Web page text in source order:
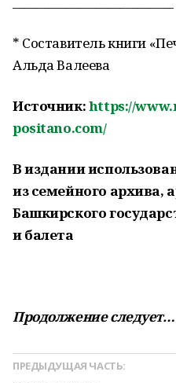
* Составитель книги
Альда Валеева
Источник:https://
positano.com/
В издании
из семейного архива,
Башкирского
и балета
Продолжение следует…
ПРЕДЫДУЩАЯ ЧАСТЬ: